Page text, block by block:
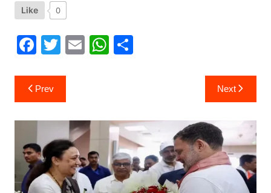
Like 0
F
c
e
b
o
o
k
T
itt
er
E W
A
p
p
S
Post
navigation
Prev Next